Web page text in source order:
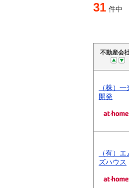
31 件中
不動産会
（株）一
開発
（有）エ
ズハウス